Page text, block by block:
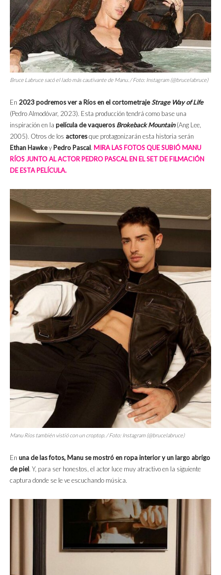
Bruce Labruce sacó el lado más cautivante de Manu. / Foto: Instagram (@brucelabruce)
En 2023 podremos ver a Ríos en el cortometrajeStrage Way of Life
(Pedro Almodóvar, 2023). Esta producción tendrá como base una
inspiración en la película de vaqueros Brokeback Mountain(Ang Lee,
2005). Otros de los actoresque protagonizarán esta historia serán
Ethan Hawkey Pedro Pascal. MIRA LAS FOTOS QUE SUBIÓ MANU
RÍOS JUNTO AL ACTOR PEDRO PASCAL EN EL SET DE FILMACIÓN
DE ESTA PELÍCULA.
Manu Ríos también vistió con un croptop. / Foto: Instagram (@brucelabruce)
En una de las fotos, Manu se mostró en ropa interior y un largo abrigo
de piel. Y, para ser honestos, el actor luce muy atractivo en la siguiente
captura donde se le ve escuchando música.